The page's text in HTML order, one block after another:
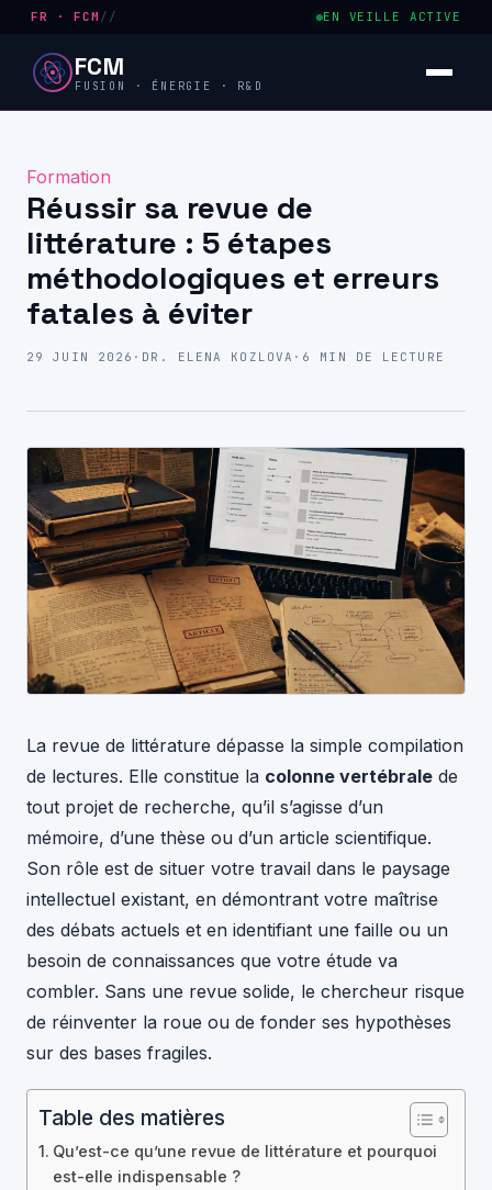
FR · FCM // EN VEILLE ACTIVE
FCM
FUSION · ÉNERGIE · R&D
Formation
Réussir sa revue de
littérature : 5 étapes
méthodologiques et erreurs
fatales à éviter
29 JUIN 2026 · DR. ELENA KOZLOVA · 6 MIN DE LECTURE
La revue de littérature dépasse la simple compilation
de lectures. Elle constitue la colonne vertébrale de
tout projet de recherche, qu’il s’agisse d’un
mémoire, d’une thèse ou d’un article scientifique.
Son rôle est de situer votre travail dans le paysage
intellectuel existant, en démontrant votre maîtrise
des débats actuels et en identifiant une faille ou un
besoin de connaissances que votre étude va
combler. Sans une revue solide, le chercheur risque
de réinventer la roue ou de fonder ses hypothèses
sur des bases fragiles.
Table des matières
Qu’est-ce qu’une revue de littérature et pourquoi
est-elle indispensable ?